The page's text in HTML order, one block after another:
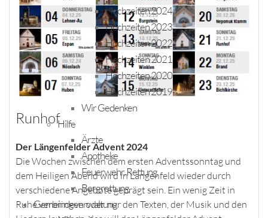
Hochzeiten 2024
Hochzeiten 2023
Hochzeiten 2022
Hochzeiten 2021
Hochzeiten 2020
Hochzeiten 2019
Wir Gedenken
Hilfe
Ärzte
Apotheke
Feuerwehr, Rettung
Bergrettung
Gemeindeverwaltung
Runhof
Der Längenfelder Advent 2024
Die Wochen zwischen dem ersten Adventssonntag und
dem Heiligen Abend wird in Längenfeld wieder durch
verschiedene Angebote geprägt sein. Ein wenig Zeit in
Ruhe verbringen oder nur den Texten, der Musik und den